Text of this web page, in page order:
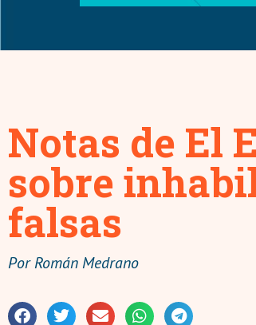
Notas de El
sobre
falsas
PorRomán Medrano